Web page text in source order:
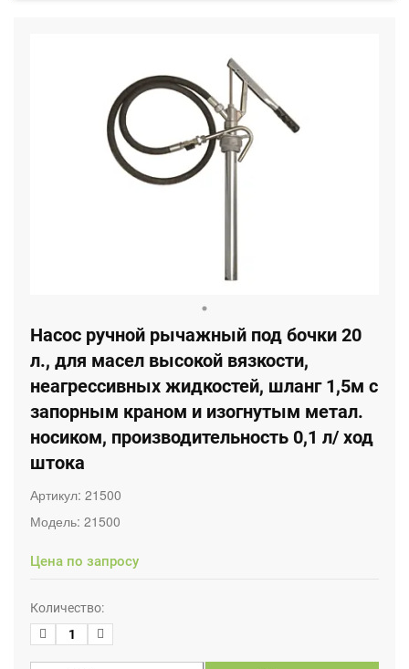
Насос ручной рычажный под бочки 20
л., для масел высокой вязкости,
неагрессивных жидкостей, шланг 1,5м с
запорным краном и изогнутым метал.
носиком, производительность 0,1 л/ ход
штока
Артикул: 21500
Модель: 21500
Цена по запросу
Количество: